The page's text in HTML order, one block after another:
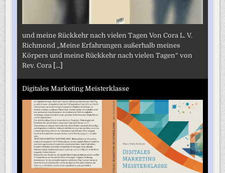
und meine Rückkehr nach vielen Tagen Von Cora L. V.
Richmond „Meine Erfahrungen außerhalb meines
Körpers und meine Rückkehr nach vielen Tagen“ von
Rev. Cora
[...]
Digitales Marketing Meisterklasse